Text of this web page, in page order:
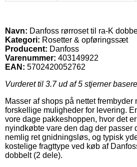
Navn: Danfoss rørroset til ra-K
Kategori: Rosetter & opføringssæt
Producent: Danfoss
Varenummer: 403149922
EAN: 5702420052762
Vurderet til 3.7ud af 5 stjerner
Masser af shops på nettet
forskellige muligheder for levering.
vore dage pakkeshoppen, hvor det
nyindkøbte vare den dag der passer
nemlig ret gnidningsløs, og typisk
kostelige fragttype ved køb af
dobbelt (2 dele).